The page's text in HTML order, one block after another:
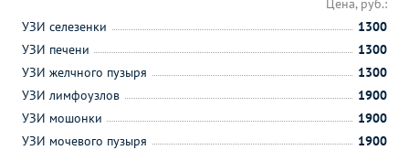
Цена, руб.:
УЗИ селезенки
1300
УЗИ печени
1300
УЗИ желчного пузыря
1300
УЗИ лимфоузлов
1900
УЗИ мошонки
1900
УЗИ мочевого пузыря
1900